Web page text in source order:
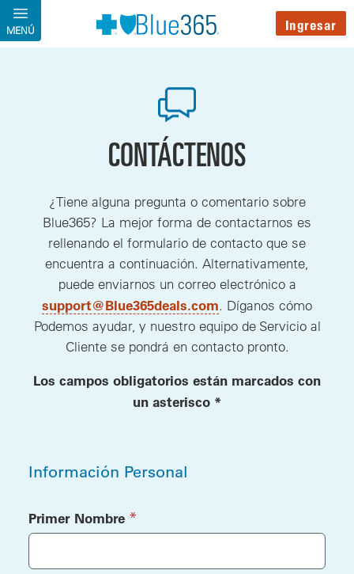
Pasar al contenido principal
MENÚ Ingresar
CONTÁCTENOS
¿Tiene alguna pregunta o comentario sobre
Blue365? La mejor forma de contactarnos es
rellenando el formulario de contacto que se
encuentra a continuación. Alternativamente,
puede enviarnos un correo electrónico a
support@Blue365deals.com , nueva Ventana
. Díganos cómo
Podemos ayudar, y nuestro equipo de Servicio al
Cliente se pondrá en contacto pronto.
Los campos obligatorios están marcados con
un asterisco *
Información Personal
Primer Nombre (required)
*